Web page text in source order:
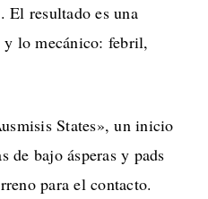
El resultado es una
lo mecánico: febril,
States», un inicio
de bajo ásperas y pads
para el contacto.